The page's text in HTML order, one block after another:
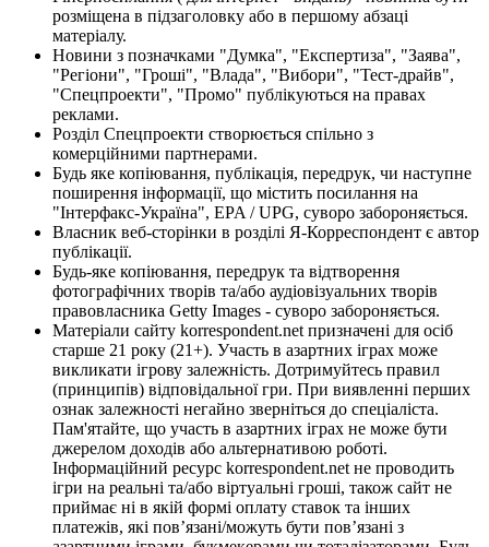
розміщена в підзаголовку або в першому абзаці
матеріалу.
Новини з позначками "Думка", "Експертиза", "Заява",
"Регіони", "Гроші", "Влада", "Вибори", "Тест-драйв",
"Спецпроекти", "Промо" публікуються на правах
реклами.
Розділ Спецпроекти створюється спільно з
комерційними партнерами.
Будь яке копіювання, публікація, передрук, чи наступне
поширення інформації, що містить посилання на
"Інтерфакс-Україна", EPA / UPG, суворо забороняється.
Власник веб-сторінки в розділі Я-Корреспондент є автор
публікації.
Будь-яке копіювання, передрук та відтворення
фотографічних творів та/або аудіовізуальних творів
правовласника Getty Images - суворо забороняється.
Матеріали сайту korrespondent.net призначені для осіб
старше 21 року (21+). Участь в азартних іграх може
викликати ігрову залежність. Дотримуйтесь правил
(принципів) відповідальної гри. При виявленні перших
ознак залежності негайно зверніться до спеціаліста.
Пам'ятайте, що участь в азартних іграх не може бути
джерелом доходів або альтернативою роботі.
Інформаційний ресурс korrespondent.net не проводить
ігри на реальні та/або віртуальні гроші, також сайт не
приймає ні в якій формі оплату ставок та інших
платежів, які пов’язані/можуть бути пов’язані з